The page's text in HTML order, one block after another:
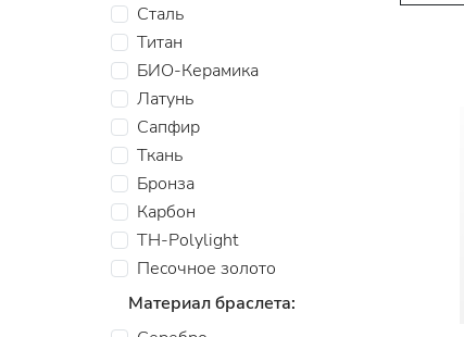
Сталь
Титан
БИО-Керамика
Латунь
Сапфир
Ткань
Бронза
Карбон
TH-Polylight
Песочное золото
Материал браслета: